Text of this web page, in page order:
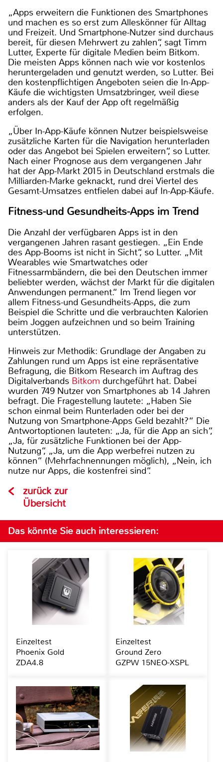
„Apps erweitern die Funktionen des Smartphones
und machen es so erst zum Alleskönner für Alltag
und Freizeit. Und Smartphone-Nutzer sind durchaus
bereit, für diesen Mehrwert zu zahlen“, sagt Timm
Lutter, Experte für digitale Medien beim Bitkom.
Die meisten Apps können nach wie vor kostenlos
heruntergeladen und genutzt werden, so Lutter. Bei
den kostenpflichtigen Angeboten seien die In-App-
Käufe die wichtigsten Umsatzbringer, weil diese
anders als der Kauf der App oft regelmäßig
erfolgen.
„Über In-App-Käufe können Nutzer beispielsweise
zusätzliche Karten für die Navigation herunterladen
oder das Angebot bei Spielen erweitern“, so Lutter.
Nach einer Prognose aus dem vergangenen Jahr
hat der App-Markt 2015 in Deutschland erstmals die
Milliarden-Marke geknackt, rund drei Viertel des
Gesamt-Umsatzes entfielen dabei auf In-App-Käufe.
Fitness-und Gesundheits-Apps im Trend
Die Anzahl der verfügbaren Apps ist in den
vergangenen Jahren rasant gestiegen. „Ein Ende
des App-Booms ist nicht in Sicht“, so Lutter. „Mit
Wearables wie Smartwatches oder
Fitnessarmbändern, die bei den Deutschen immer
beliebter werden, wächst der Markt für die digitalen
Anwendungen permanent.“ Im Trend liegen vor
allem Fitness-und Gesundheits-Apps, die zum
Beispiel die Schritte und die verbrauchten Kalorien
beim Joggen aufzeichnen und so beim Training
unterstützen.
Hinweis zur Methodik: Grundlage der Angaben zu
Zahlungen rund um Apps ist eine repräsentative
Befragung, die Bitkom Research im Auftrag des
Digitalverbands Bitkom durchgeführt hat. Dabei
wurden 749 Nutzer von Smartphones ab 14 Jahren
befragt. Die Fragestellung lautete: „Haben Sie
schon einmal beim Runterladen oder bei der
Nutzung von Smartphone-Apps Geld bezahlt?“ Die
Antwortoptionen lauteten: „Ja, für die App an sich“,
„Ja, für zusätzliche Funktionen bei der App-
Nutzung“, „Ja, um die App werbefrei nutzen zu
können“ (Mehrfachnennungen möglich), „Nein, ich
nutze nur Apps, die kostenfrei sind“.
zurück zur
Übersicht
Das könnte Sie auch interessieren:
Einzeltest
Phoenix Gold
ZDA4.8
Einzeltest
Ground Zero
GZPW 15NEO-XSPL